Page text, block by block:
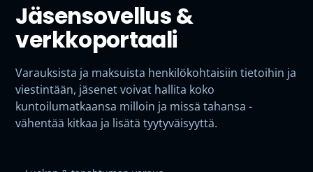
Jäsensovellus &
verkkoportaali
Varauksista ja maksuista henkilökohtaisiin tietoihin ja
viestintään, jäsenet voivat hallita koko
kuntoilumatkaansa milloin ja missä tahansa -
vähentää kitkaa ja lisätä tyytyväisyyttä.